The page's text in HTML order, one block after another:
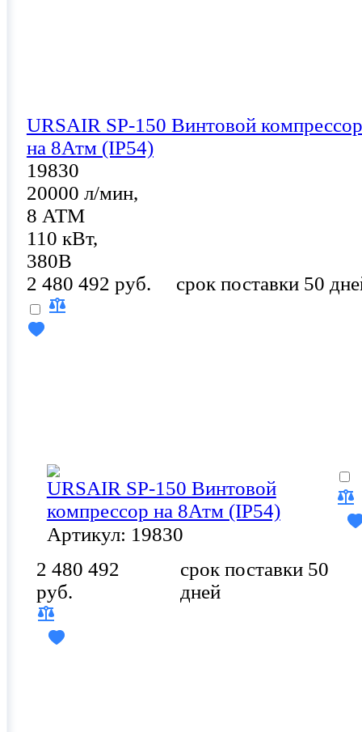
URSAIR SP-150 Винтовой компрессор
на 8Атм (IP54)
19830
20000 л/мин,
8 АТМ
110 кВт,
380В
2 480 492 руб.
срок поставки 50
URSAIR SP-150 Винтовой
компрессор на 8Атм (IP54)
Артикул: 19830
2 480 492
руб.
срок поставки 50
дней